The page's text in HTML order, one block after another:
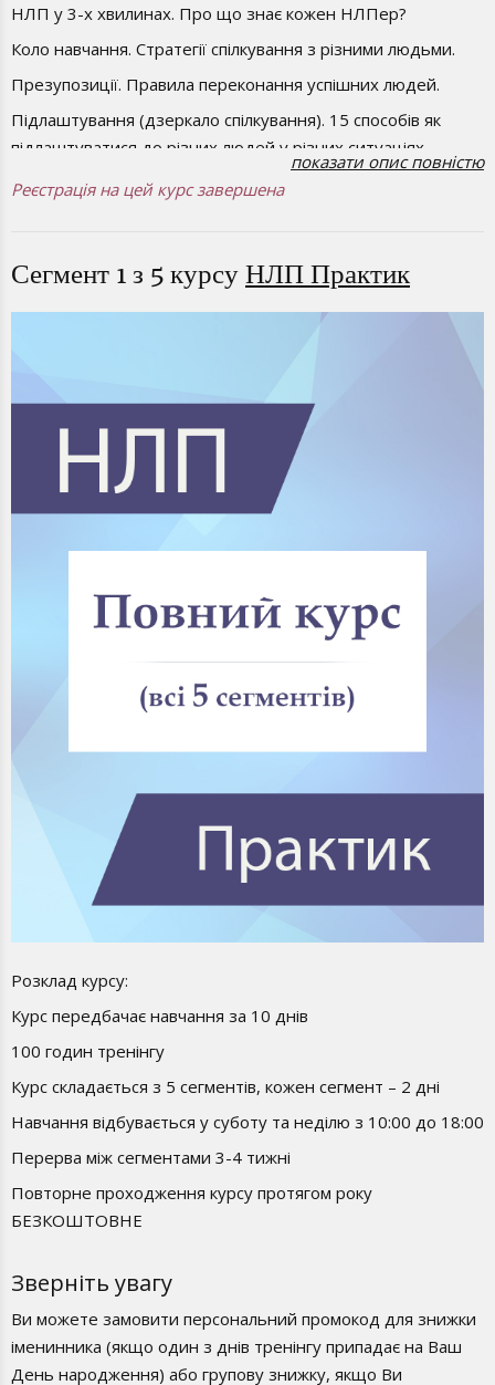
НЛП у 3-х хвилинах. Про що знає кожен НЛПер?
Коло навчання. Стратегії спілкування з різними людьми.
Презупозиції. Правила переконання успішних людей.
Підлаштування (дзеркало спілкування). 15 способів як
підлаштуватися до різних людей у різних ситуаціях.
Раппорт. Побудова взаємовигідних і довірливих стосунків.
ВАК. Як спілкуватися з людиною її мовою ключів
поглядового руху.
людиною.
показати опис повністю
Реєстрація на цей курс завершена
Сегмент 1 з 5 курсу НЛП Практик
Розклад курсу:
Курс передбачає навчання за 10 днів
100 годин тренінгу
Курс складається з 5 сегментів, кожен сегмент – 2 дні
Навчання відбувається у суботу та неділю з 10:00 до 18:00
Перерва між сегментами 3-4 тижні
Повторне проходження курсу протягом року
БЕЗКОШТОВНЕ
Зверніть увагу
Ви можете замовити персональний промокод для знижки
іменинника (якщо один з днів тренінгу припадає на Ваш
День народження) або групову знижку, якщо Ви